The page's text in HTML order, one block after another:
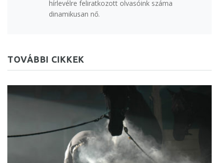
hírlevélre feliratkozott olvasóink száma
dinamikusan nő.
TOVÁBBI CIKKEK